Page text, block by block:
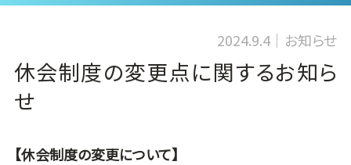
休会制度の変更点に関するお知ら
せ
2024.9.4 お知らせ
【休会制度の変更について】